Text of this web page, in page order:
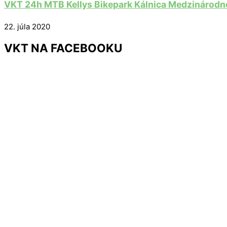
VKT 24h MTB Kellys Bikepark Kálnica
22. júla 2020
VKT NA FACEBOOKU